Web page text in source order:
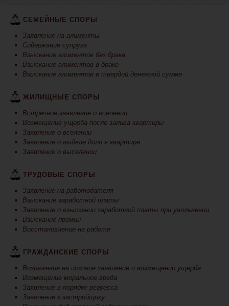
СЕМЕЙНЫЕ СПОРЫ
Заявление на алименты
Содержание супруга
Взыскание алиментов без брака
Взыскание алиментов в браке
Взыскание алиментов в твердой денежной сумме
ЖИЛИЩНЫЕ СПОРЫ
Встречное заявление о вселении
Возмещение ущерба после залива квартиры
Заявление о вселении
Заявление о выделе доли в квартире
Заявление о выселении
ТРУДОВЫЕ СПОРЫ
Заявление на работодателя
Взыскание заработной платы
Заявление о взыскании заработной платы при увольнении
Взыскание премии
Восстановление на работе
ГРАЖДАНСКИЕ СПОРЫ
Возражение на исковое заявление о возмещении ущерба
Возмещение моральное вреда
Заявление в порядке регресса
Заявление к застройщику